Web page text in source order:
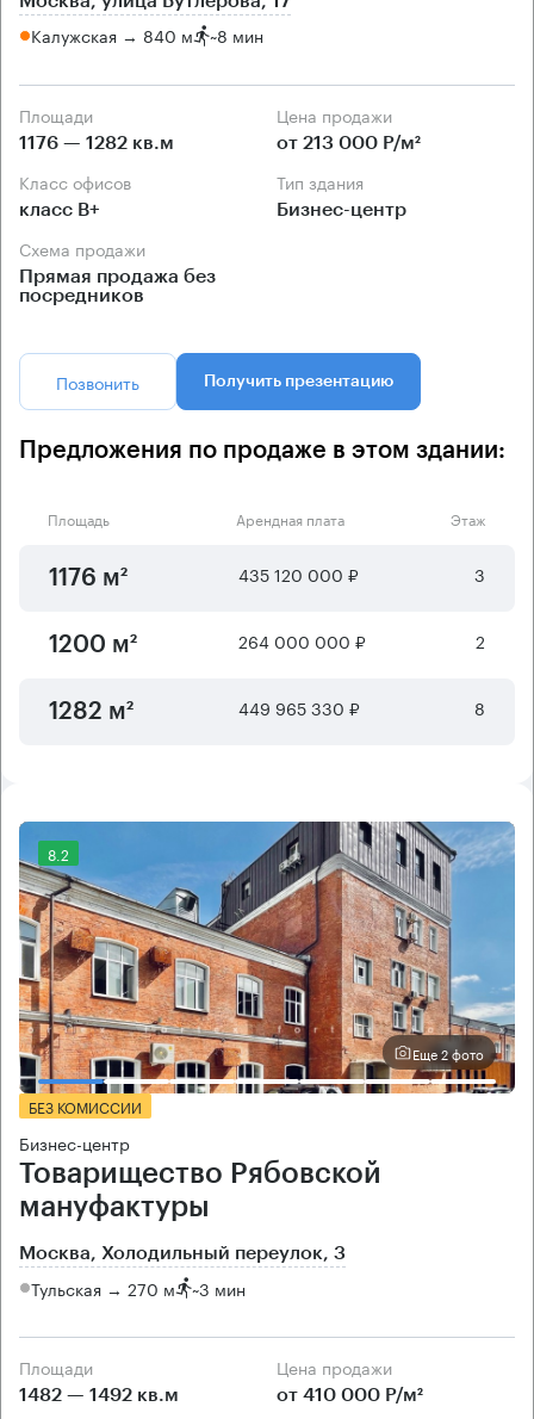
Калужская → 840 м ~8 мин
Площади
1176 — 1282 кв.м
Цена продажи
от 213 000 Р/м²
Класс офисов
класс B+
Тип здания
Бизнес-центр
Схема продажи
Прямая продажа без
посредников
Позвонить Получить презентацию
Предложения по продаже в этом здании:
Площадь Арендная плата Этаж
1176 м² 435 120 000 ₽ 3
1200 м² 264 000 000 ₽ 2
1282 м² 449 965 330 ₽ 8
8.2
Еще 2 фото
БЕЗ КОМИССИИ
Бизнес-центр
Товарищество Рябовской
мануфактуры
Москва, Холодильный переулок, 3
Тульская → 270 м ~3 мин
Площади
1482 — 1492 кв.м
Цена продажи
от 410 000 Р/м²